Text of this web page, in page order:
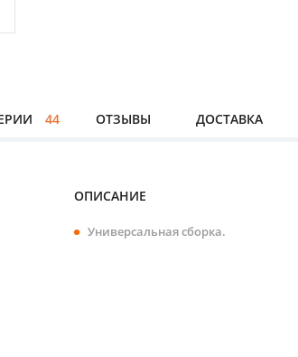
44 ОТЗЫВЫ ДОСТАВКА
ОПИСАНИЕ
Универсальная сборка.